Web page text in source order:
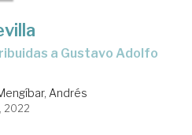
Andrés
2022